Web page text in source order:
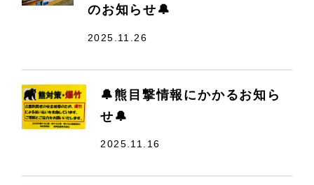
のお知らせ🔔
2025.11.26
🔔熊目撃情報にかかるお知ら
せ🔔
2025.11.16